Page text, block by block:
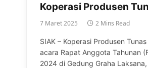
Koperasi Produsen
7 Maret 2025 2 Mins Read
SIAK – Koperasi Produsen
acara Rapat Anggota Tahunan
2024 di Gedung Graha